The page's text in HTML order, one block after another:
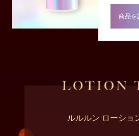
商品を
ルルルン ローショ